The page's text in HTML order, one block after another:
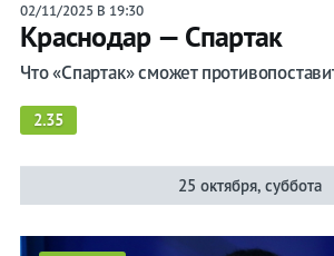
02/11/2025 В 19:30
Краснодар — Спартак
Что «Спартак» сможет
2.35
25 октября, суббота
Прочие
Игры